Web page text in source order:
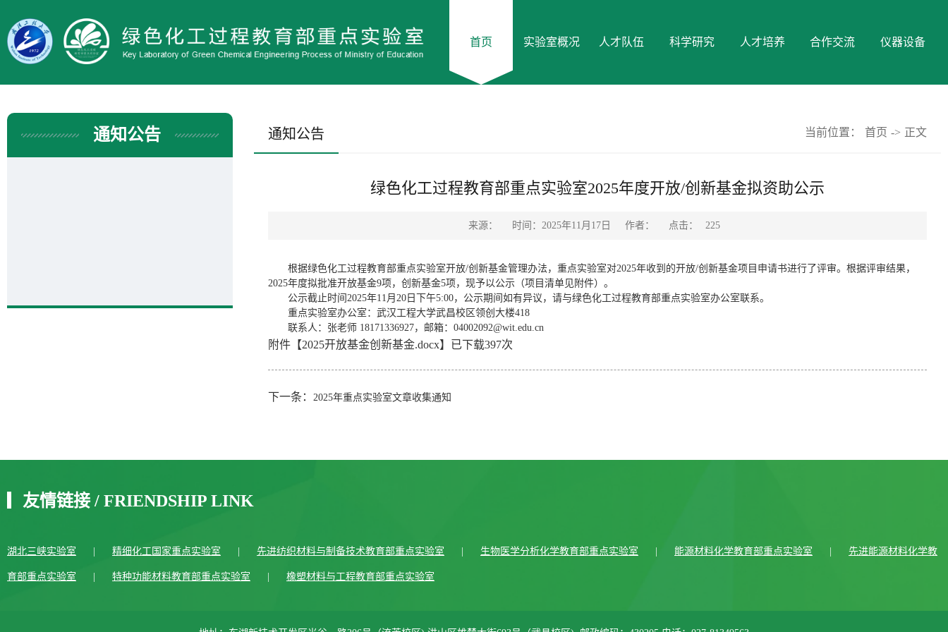
首页 实验室概况 人才队伍 科学研究 人才培养 合作交流 仪器设备
通知公告 通知公告 当前位置： 首页 -> 正文
绿色化工过程教育部重点实验室2025年度开放/创新基金拟资助公示
来源： 时间：2025年11月17日 作者： 点击： 225
根据绿色化工过程教育部重点实验室开放/创新基金管理办法，重点实验室对2025年收到的开放/创新基金项目申请书进行了评审。根据评审结果，
2025年度拟批准开放基金9项，创新基金5项，现予以公示（项目清单见附件）。
公示截止时间2025年11月20日下午5:00，公示期间如有异议，请与绿色化工过程教育部重点实验室办公室联系。
重点实验室办公室：武汉工程大学武昌校区领创大楼418
联系人：张老师 18171336927，邮箱：04002092@wit.edu.cn
附件【2025开放基金创新基金.docx】已下载397次
下一条： 2025年重点实验室文章收集通知
友情链接/ FRIENDSHIP LINK
湖北三峡实验室 精细化工国家重点实验室 先进纺织材料与制备技术教育部重点实验室 生物医学分析化学教育部重点实验室 能源材料化学教育部重点实验室 先进能源材料化学教
育部重点实验室 特种功能材料教育部重点实验室 橡塑材料与工程教育部重点实验室